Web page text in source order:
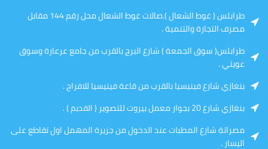
طرابلس ( غوط الشعال ).صالات غوط الشعال محل رقم 144 مقابل
مصرف التجارة والتنمية .
طرابلس( سوق الجمعة ) شارع البرج بالقرب من جامع عرعارة وسوق
عويتي .
بنغازي شارع فينيسيا بالقرب من قاعة فينيسيا للافراح .
بنغازي شارع 20 بجوار معمل بيروت للتصوير ( القديم ) .
مصراتة شارع المطبات عند الدخول من جزيرة المهمل اول تقاطع على
اليسار .